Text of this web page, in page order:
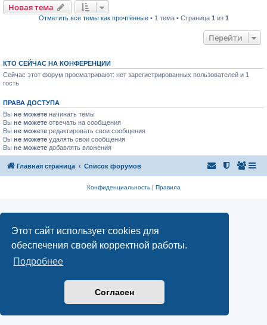
Этот сайт использует cookies для
обеспечения своей корректной работы.
Подробнее
Согласен
Новая тема
Отметить все темы как прочтённые• 1 тема • Страница 1 из 1
Перейти
КТО СЕЙЧАС НА КОНФЕРЕНЦИИ
Сейчас этот форум просматривают: нет зарегистрированных пользователей и 1
гость
ПРАВА ДОСТУПА
Вы не можете начинать темы
Вы не можете отвечать на сообщения
Вы не можете редактировать свои сообщения
Вы не можете удалять свои сообщения
Вы не можете добавлять вложения
Главная страница Список форумов
Конфиденциальность| Правила